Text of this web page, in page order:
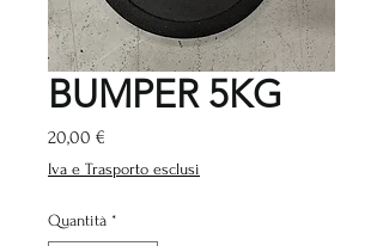
BUMPER 5KG
20,00 €
Iva e Trasporto esclusi
Quantità *